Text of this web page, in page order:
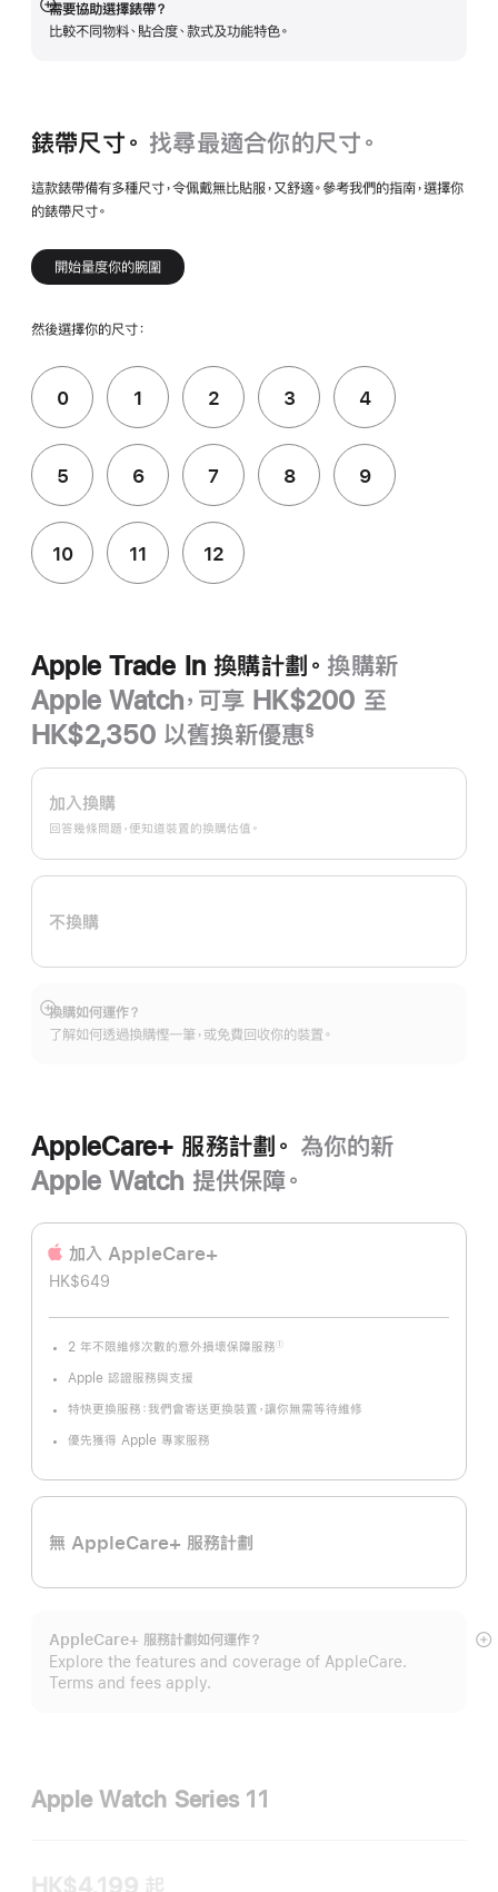
需要協助選擇錶帶？
比較不同物料、貼合度、款式及功能特色。
顯
示
錶帶尺寸。 找尋最適合你的尺寸。
這款錶帶備有多種尺寸，令佩戴無比貼服，又舒適。參考我們的指南，選擇你
的錶帶尺寸。
開始量度你的腕圍
然後選擇你的尺寸：
0 1 2 3 4
5 6 7 8 9
10 11 12
Apple Trade In 換購計劃。 換購新
Apple Watch，可享 HK$200 至
HK$2,350 以舊換新優惠
腳
§
Apple
Trade
換
購
劃。
加入換購
回答幾條問題，便知道裝置的換購估值。
不換購
換購如何運作？
了解如何透過換購慳一筆，或免費回收你的裝置。
顯
示
AppleCare+ 服務計劃。 為你的新
Apple Watch 提供保障。
加入 AppleCare+
HK$649
2 年不限維修次數的意外損壞保障服務 ①
Apple 認證服務與支援
特快更換服務：我們會寄送更換裝置，讓你無需等待維修
優先獲得 Apple 專家服務
無 AppleCare+ 服務計劃
AppleCare+ 服務計劃如何運作？
Explore the features and coverage of AppleCare.
Terms and fees apply.
顯
Apple Watch Series 11
HK$4,199起